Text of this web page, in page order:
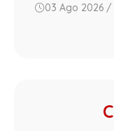
03 Ago 2026 /